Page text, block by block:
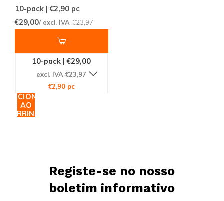
10-pack | €2,90 pc
€29,00/ excl. IVA €23,97
10-pack | €29,00
excl. IVA €23,97
€2,90 pc
ADICIONAR
AO
CARRINHO
Registe-se no nosso
boletim informativo